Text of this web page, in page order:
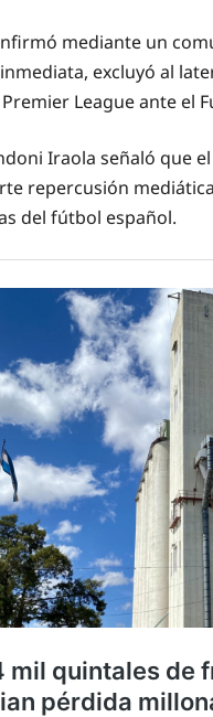
mediante un
excluyó al
League ante el
Iraola señaló que
repercusión
del fútbol español.